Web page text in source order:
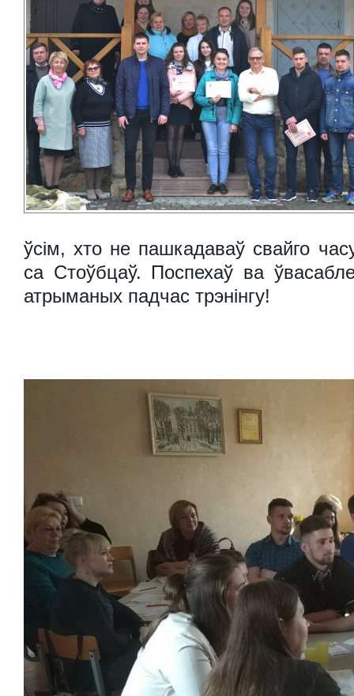
ўсім, хто не пашкадаваў свайго
са Стоўбцаў. Поспехаў ва
атрыманых падчас трэнінгу!